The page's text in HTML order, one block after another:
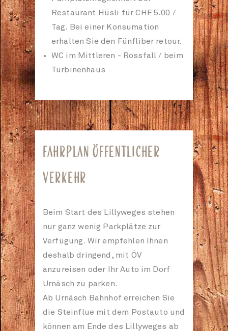
Restaurant Hüsli für CHF 5.00 /
Tag. Bei einer Konsumation
erhalten Sie den Fünfliber retour.
WC im Mittleren - Rossfall / beim
Turbinenhaus
FAHRPLAN ÖFFENTLICHER
VERKEHR
Beim Start des Lillyweges stehen
nur ganz wenig Parkplätze zur
Verfügung. Wir empfehlen Ihnen
deshalb dringend, mit ÖV
anzureisen oder Ihr Auto im Dorf
Urnäsch zu parken.
Ab Urnäsch Bahnhof erreichen Sie
die Steinflue mit dem Postauto und
können am Ende des Lillyweges ab